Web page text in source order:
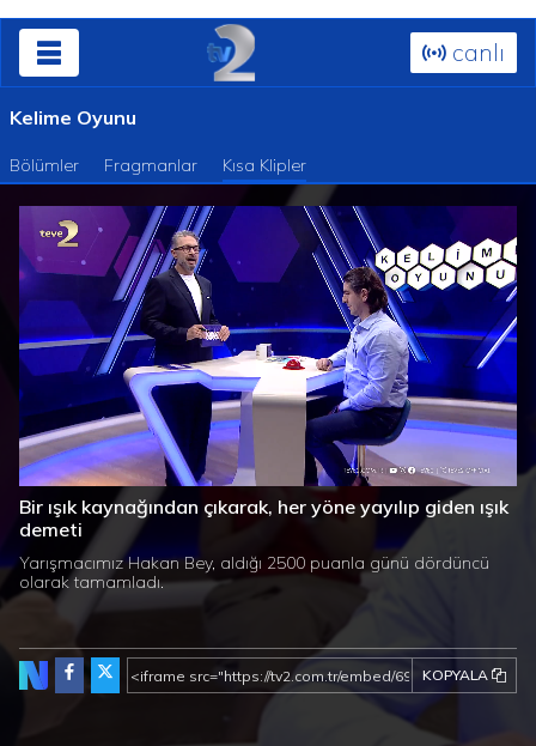
canlı
Kelime Oyunu
Bölümler Fragmanlar Kısa Klipler
Süre / Toplam
Süre
Yüklendi
Yükleniyor
0%
Bir ışık kaynağından çıkarak, her yöne yayılıp giden ışık
demeti
Yarışmacımız Hakan Bey, aldığı 2500 puanla günü dördüncü
olarak tamamladı.
KOPYALA